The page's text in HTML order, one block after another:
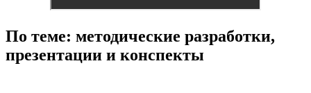
По теме: методические разработки,
презентации и конспекты